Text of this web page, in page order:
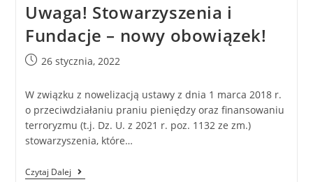
Uwaga! Stowarzyszenia i
Fundacje – nowy obowiązek!
26 stycznia, 2022
W związku z nowelizacją ustawy z dnia 1 marca 2018 r.
o przeciwdziałaniu praniu pieniędzy oraz finansowaniu
terroryzmu (t.j. Dz. U. z 2021 r. poz. 1132 ze zm.)
stowarzyszenia, które…
Czytaj Dalej